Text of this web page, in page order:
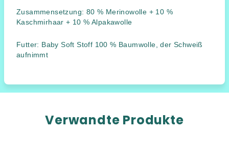
Zusammensetzung: 80 % Merinowolle + 10 %
Kaschmirhaar + 10 % Alpakawolle
Futter: Baby Soft Stoff 100 % Baumwolle, der Schweiß
aufnimmt
Verwandte Produkte